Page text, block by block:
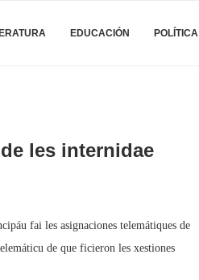
EDUCACIÓN POLÍTICA
les internidae
fai les asignaciones telemátiques de
de que ficieron les xestiones